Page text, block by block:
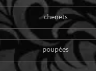
chenets
poupées